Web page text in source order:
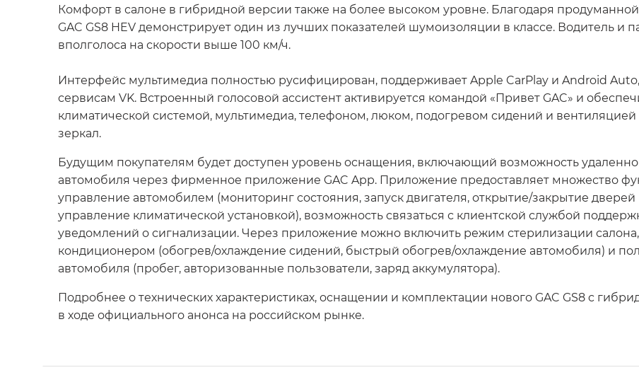
Комфорт в салоне в гибридной версии также на более высоком уровне. Благодаря
GAC GS8 HEV демонстрирует один из лучших показателей шумоизоляции в классе. Водитель и
вполголоса на скорости выше 100 км/ч.
Интерфейс мультимедиа полностью русифицирован, поддерживает Apple CarPlay и Android
сервисам VK. Встроенный голосовой ассистент активируется командой «Привет GAC» и
климатической системой, мультимедиа, телефоном, люком, подогревом сидений и
зеркал.
Будущим покупателям будет доступен уровень оснащения, включающий возможность
автомобиля через фирменное приложение GAC App. Приложение предоставляет множество
управление автомобилем (мониторинг состояния, запуск двигателя, открытие/закрытие
управление климатической установкой), возможность связаться с клиентской службой
уведомлений о сигнализации. Через приложение можно включить режим стерилизации
кондиционером (обогрев/охлаждение сидений, быстрый обогрев/охлаждение автомобиля) и
автомобиля (пробег, авторизованные пользователи, заряд аккумулятора).
Подробнее о технических характеристиках, оснащении и комплектации нового GAC GS8 c
в ходе официального анонса на российском рынке.